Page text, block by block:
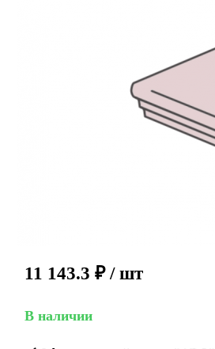
11 143.3 ₽ / шт
В наличии